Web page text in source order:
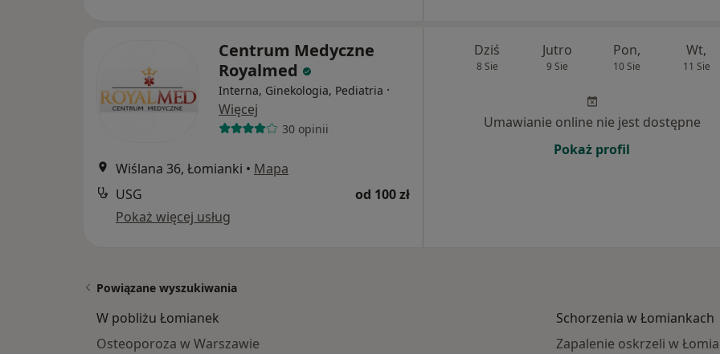
Centrum Medyczne
Royalmed
Interna, Ginekologia, Pediatria ·
Więcej
30 opinii
Wiślana 36, Łomianki • Mapa
USG
od 100 zł
Pokaż więcej usług
Dziś
8 Sie
Jutro
9 Sie
Pon,
10 Sie
Wt,
11 Sie
Umawianie online nie jest dostępne
Pokaż profil
Powiązane wyszukiwania
W pobliżu Łomianek
Osteoporoza w Warszawie
Schorzenia w Łomiankach
Zapalenie oskrzeli w